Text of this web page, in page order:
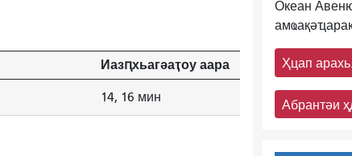
Иазԥхьагәаҭоу аара
14, 16 мин
Океан
Ҳцап
Абрантәи